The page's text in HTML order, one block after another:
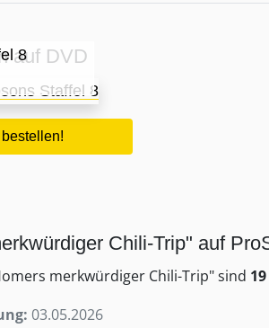
auf DVD
8
Chili-Trip" auf
merkwürdiger Chili-Trip" sind
03.05.2026